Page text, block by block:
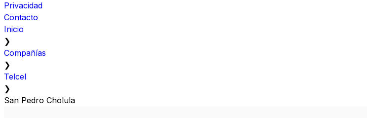
Privacidad
Contacto
Inicio
❯
Compañías
❯
Telcel
❯
San Pedro Cholula